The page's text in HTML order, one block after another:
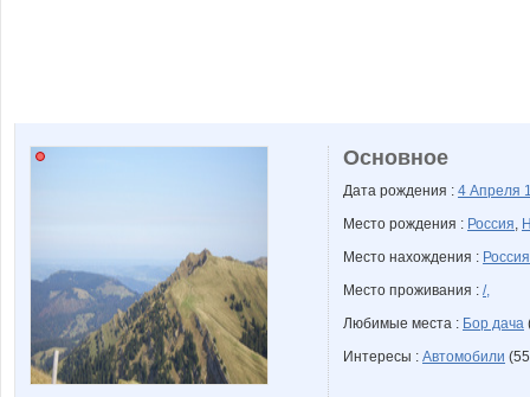
Основное
Дата рождения : 4 Апреля
Место рождения : Россия,
Место нахождения : Россия
Место проживания : /,
Любимые места : Бор дача
Интересы : Автомобили